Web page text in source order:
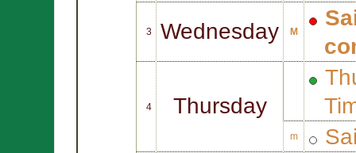
3 Wednesday M
4 Thursday
m